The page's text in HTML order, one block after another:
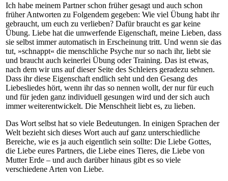
Ich habe meinem Partner schon früher gesagt und auch schon
früher Antworten zu Folgendem gegeben: Wie viel Übung habt ihr
gebraucht, um euch zu verlieben? Dafür braucht es gar keine
Übung. Liebe hat die umwerfende Eigenschaft, meine Lieben, dass
sie selbst immer automatisch in Erscheinung tritt. Und wenn sie das
tut, »schnappt« die menschliche Psyche nur so nach ihr, liebt sie
und braucht auch keinerlei Übung oder Training. Das ist etwas,
nach dem wir uns auf dieser Seite des Schleiers geradezu sehnen.
Dass ihr diese Eigenschaft endlich seht und den Gesang des
Liebesliedes hört, wenn ihr das so nennen wollt, der nur für euch
und für jeden ganz individuell gesungen wird und der sich auch
immer weiterentwickelt. Die Menschheit liebt es, zu lieben.
Das Wort selbst hat so viele Bedeutungen. In einigen Sprachen der
Welt bezieht sich dieses Wort auch auf ganz unterschiedliche
Bereiche, wie es ja auch eigentlich sein sollte: Die Liebe Gottes,
die Liebe eures Partners, die Liebe eines Tieres, die Liebe von
Mutter Erde – und auch darüber hinaus gibt es so viele
verschiedene Arten von Liebe.